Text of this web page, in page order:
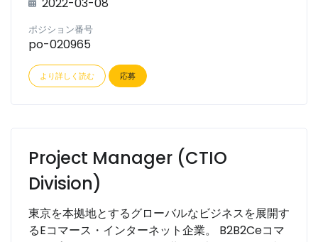
ポジション番号
po-020965
より詳しく読む 応募
Project Manager (CTIO
Division)
東京を本拠地とするグローバルなビジネスを展開す
るEコマース・インターネット企業。 B2B2Ceコマ